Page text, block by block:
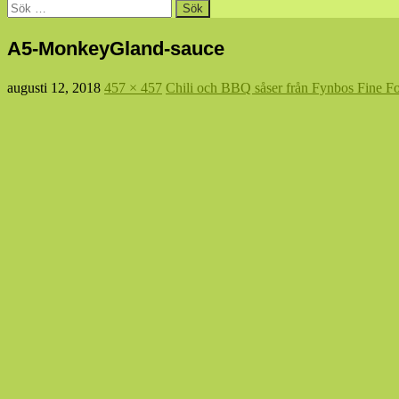
Sök
efter:
A5-MonkeyGland-sauce
augusti 12, 2018 457 × 457 Chili och BBQ såser från Fynbos Fine